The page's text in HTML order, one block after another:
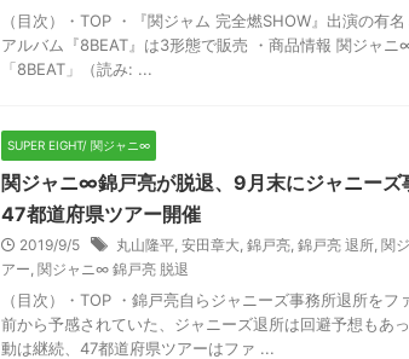
（目次）・TOP ・『関ジャム 完全燃SHOW』出演の有
アルバム『8BEAT』は3形態で販売 ・商品情報 関ジャ
「8BEAT」（読み: ...
SUPER EIGHT/ 関ジャニ∞
関ジャニ∞錦戸亮が脱退、9月末にジャニーズ
47都道府県ツアー開催
2019/9/5 丸山隆平, 安田章大, 錦戸亮, 錦戸亮 退所, 関
アー, 関ジャニ∞ 錦戸亮 脱退
（目次）・TOP ・錦戸亮自らジャニーズ事務所退所を
前から予感されていた、ジャニーズ退所は回避予想もあ
動は継続、47都道府県ツアーはファ ...